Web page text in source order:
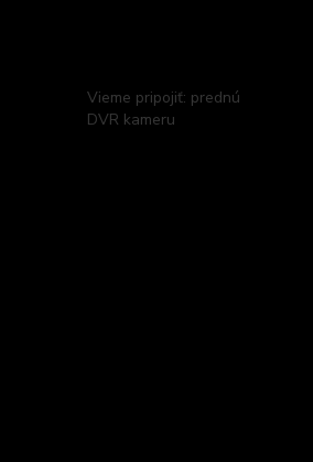
Vieme pripojiť: prednú
DVR kameru